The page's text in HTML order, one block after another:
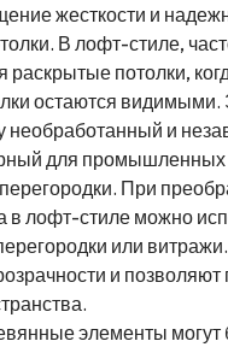
жесткости и
В лофт-стиле,
раскрытые потолки,
остаются видимыми.
необработанный и
для
При
в лофт-стиле можно
или
и позволяют
элементы могут